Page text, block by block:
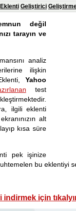
Eklenti Geliştirici
değil
tarayın ve
analiz
ilişkin
Yahoo
test
ilgili eklenti
alt
kısa süre
pek işinize
bu eklentiyi
indirmek için